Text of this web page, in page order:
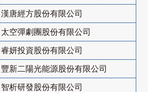
漢唐經方股份有限公司
太空彈劇團股份有限公司
睿妍投資股份有限公司
豐新二陽光能源股份有限公司
智析研發股份有限公司